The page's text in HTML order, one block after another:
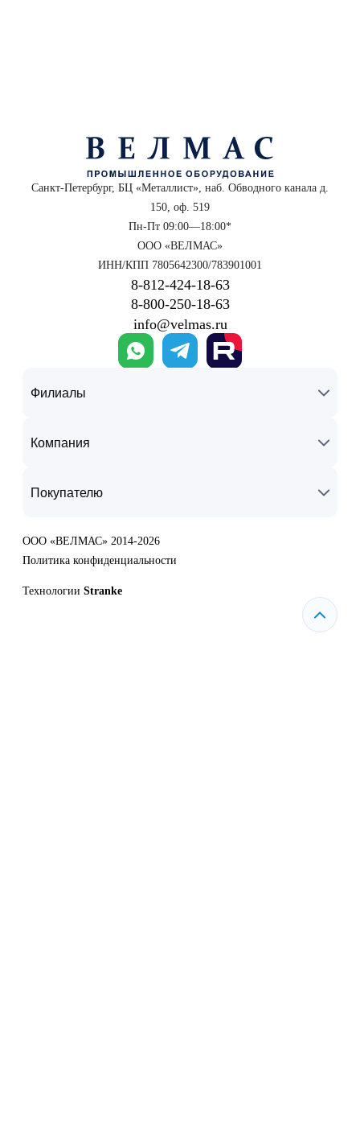
Санкт-Петербург, БЦ «Металлист», наб. Обводного канала д.
150, оф. 519
Пн-Пт 09:00—18:00*
ООО «ВЕЛМАС»
ИНН/КПП 7805642300/783901001
8‑812‑424‑18‑63
8‑800‑250‑18‑63
info@velmas.ru
Филиалы
Компания
Покупателю
ООО «ВЕЛМАС» 2014-2026
Политика конфиденциальности
Технологии Stranke